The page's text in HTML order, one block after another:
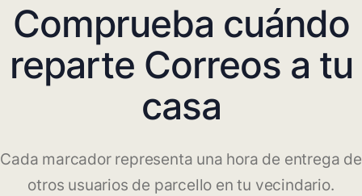
Comprueba cuándo
reparte Correos a tu
casa
Cada marcador representa una hora de entrega de
otros usuarios de parcello en tu vecindario.